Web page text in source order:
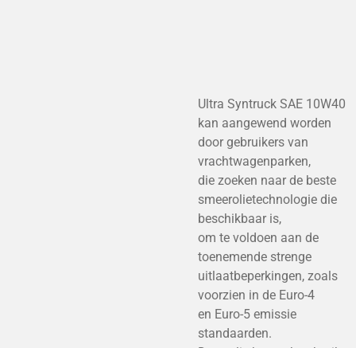
Ultra Syntruck SAE 10W40
kan aangewend worden
door gebruikers van
vrachtwagenparken,
die zoeken naar de beste
smeerolietechnologie die
beschikbaar is,
om te voldoen aan de
toenemende strenge
uitlaatbeperkingen, zoals
voorzien in de Euro-4
en Euro-5 emissie
standaarden.